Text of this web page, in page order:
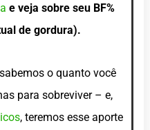
e veja sobre seu BF%
de gordura).
o quanto você
para sobreviver – e,
, teremos esse aporte